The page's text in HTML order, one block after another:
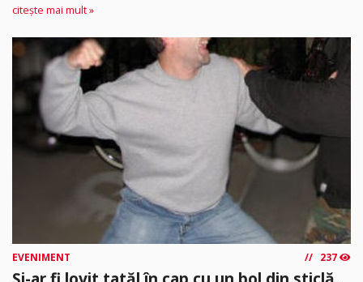
citește mai mult »
EVENIMENT 237